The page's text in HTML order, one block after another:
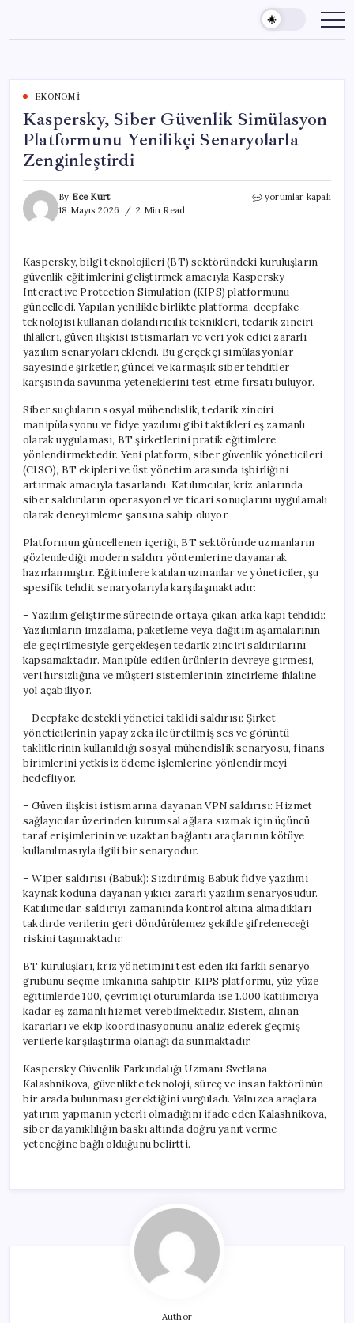
content
EKONOMI
Kaspersky, Siber Güvenlik Simülasyon
Platformunu Yenilikçi Senaryolarla
Zenginleştirdi
By Ece Kurt
18 Mayıs 2026
2 Min Read
Kaspersky,
Yenilikçi
Senaryolarla
Zenginleştirdi
için
yorumlar kapalı
Kaspersky, bilgi teknolojileri (BT) sektöründeki kuruluşların
güvenlik eğitimlerini geliştirmek amacıyla Kaspersky
Interactive Protection Simulation (KIPS) platformunu
güncelledi. Yapılan yenilikle birlikte platforma, deepfake
teknolojisi kullanan dolandırıcılık teknikleri, tedarik zinciri
ihlalleri, güven ilişkisi istismarları ve veri yok edici zararlı
yazılım senaryoları eklendi. Bu gerçekçi simülasyonlar
sayesinde şirketler, güncel ve karmaşık siber tehditler
karşısında savunma yeteneklerini test etme fırsatı buluyor.
Siber suçluların sosyal mühendislik, tedarik zinciri
manipülasyonu ve fidye yazılımı gibi taktikleri eş zamanlı
olarak uygulaması, BT şirketlerini pratik eğitimlere
yönlendirmektedir. Yeni platform, siber güvenlik yöneticileri
(CISO), BT ekipleri ve üst yönetim arasında işbirliğini
artırmak amacıyla tasarlandı. Katılımcılar, kriz anlarında
siber saldırıların operasyonel ve ticari sonuçlarını uygulamalı
olarak deneyimleme şansına sahip oluyor.
Platformun güncellenen içeriği, BT sektöründe uzmanların
gözlemlediği modern saldırı yöntemlerine dayanarak
hazırlanmıştır. Eğitimlere katılan uzmanlar ve yöneticiler, şu
spesifik tehdit senaryolarıyla karşılaşmaktadır:
– Yazılım geliştirme sürecinde ortaya çıkan arka kapı tehdidi:
Yazılımların imzalama, paketleme veya dağıtım aşamalarının
ele geçirilmesiyle gerçekleşen tedarik zinciri saldırılarını
kapsamaktadır. Manipüle edilen ürünlerin devreye girmesi,
veri hırsızlığına ve müşteri sistemlerinin zincirleme ihlaline
yol açabiliyor.
– Deepfake destekli yönetici taklidi saldırısı: Şirket
yöneticilerinin yapay zeka ile üretilmiş ses ve görüntü
taklitlerinin kullanıldığı sosyal mühendislik senaryosu, finans
birimlerini yetkisiz ödeme işlemlerine yönlendirmeyi
hedefliyor.
– Güven ilişkisi istismarına dayanan VPN saldırısı: Hizmet
sağlayıcılar üzerinden kurumsal ağlara sızmak için üçüncü
taraf erişimlerinin ve uzaktan bağlantı araçlarının kötüye
kullanılmasıyla ilgili bir senaryodur.
– Wiper saldırısı (Babuk): Sızdırılmış Babuk fidye yazılımı
kaynak koduna dayanan yıkıcı zararlı yazılım senaryosudur.
Katılımcılar, saldırıyı zamanında kontrol altına almadıkları
takdirde verilerin geri döndürülemez şekilde şifreleneceği
riskini taşımaktadır.
BT kuruluşları, kriz yönetimini test eden iki farklı senaryo
grubunu seçme imkanına sahiptir. KIPS platformu, yüz yüze
eğitimlerde 100, çevrimiçi oturumlarda ise 1.000 katılımcıya
kadar eş zamanlı hizmet verebilmektedir. Sistem, alınan
kararları ve ekip koordinasyonunu analiz ederek geçmiş
verilerle karşılaştırma olanağı da sunmaktadır.
Kaspersky Güvenlik Farkındalığı Uzmanı Svetlana
Kalashnikova, güvenlikte teknoloji, süreç ve insan faktörünün
bir arada bulunması gerektiğini vurguladı. Yalnızca araçlara
yatırım yapmanın yeterli olmadığını ifade eden Kalashnikova,
siber dayanıklılığın baskı altında doğru yanıt verme
yeteneğine bağlı olduğunu belirtti.
Author